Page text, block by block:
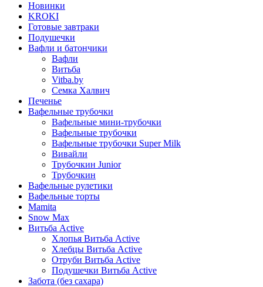
Новинки
KROKI
Готовые завтраки
Подушечки
Вафли и батончики
Вафли
Витьба
Vitba.by
Семка Халвич
Печенье
Вафельные трубочки
Вафельные мини-трубочки
Вафельные трубочки
Вафельные трубочки Super Milk
Вивайли
Трубочкин Junior
Трубочкин
Вафельные рулетики
Вафельные торты
Mamita
Snow Max
Витьба Active
Хлопья Витьба Active
Хлебцы Витьба Active
Отруби Витьба Active
Подушечки Витьба Active
Забота (без сахара)